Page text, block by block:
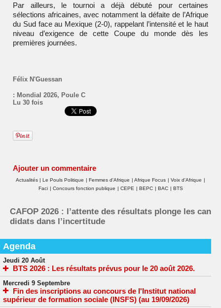
Par ailleurs, le tournoi a déjà débuté pour certaines
sélections africaines, avec notamment la défaite de l’Afrique
du Sud face au Mexique (2-0), rappelant l’intensité et le haut
niveau d’exigence de cette Coupe du monde dès les
premières journées.
Félix N'Guessan
: Mondial 2026, Poule C
Lu 30 fois
Ajouter un commentaire
Actualités | Le Pouls Politique | Femmes d'Afrique | Afrique Focus | Voix d'Afrique |
Faci | Concours fonction publique | CEPE | BEPC | BAC | BTS
CAFOP 2026 : l’attente des résultats plonge les can
didats dans l’incertitude
Agenda
Jeudi 20 Août
BTS 2026 : Les résultats prévus pour le 20 août 2026.
Mercredi 9 Septembre
Fin des inscriptions au concours de l'Institut national
supérieur de formation sociale (INSFS) (au 19/09/2026)